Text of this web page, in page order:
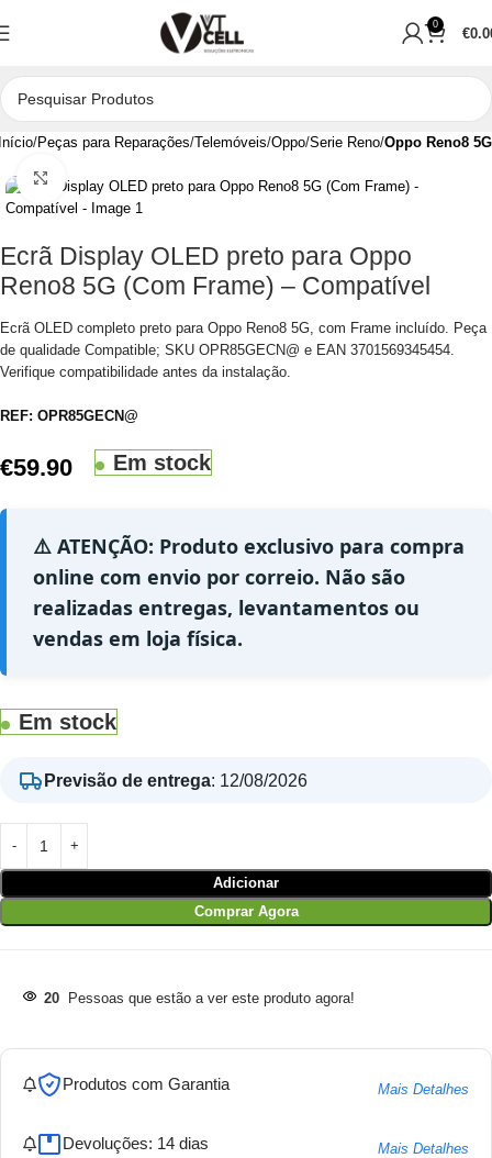
0
€
Peças para Reparações Telemóveis Oppo Serie Reno Oppo Reno8 5G
Clique para aumentar
Ecrã Display OLED preto para Oppo
Reno8 5G (Com Frame) – Compatível
Ecrã OLED completo preto para Oppo Reno8 5G, com Frame incluído. Peça
de qualidade Compatible; SKU OPR85GECN@ e EAN 3701569345454.
Verifique compatibilidade antes da instalação.
REF: OPR85GECN@
€59.90 Em stock
⚠️ ATENÇÃO: Produto exclusivo para compra
online com envio por correio. Não são
realizadas entregas, levantamentos ou
vendas em loja física.
Em stock
Previsão de entrega: 12/08/2026
Adicionar
Comprar Agora
20 Pessoas que estão a ver este produto agora!
Produtos com Garantia Mais Detalhes
Devoluções: 14 dias Mais Detalhes